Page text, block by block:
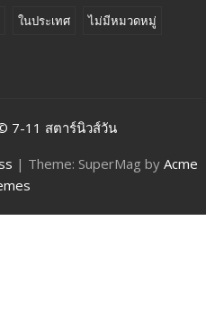
ในประเทศ ไม่มีหมวดหมู่
7-11 สตาร์นิวส์วัน
| Theme: SuperMag by Acme